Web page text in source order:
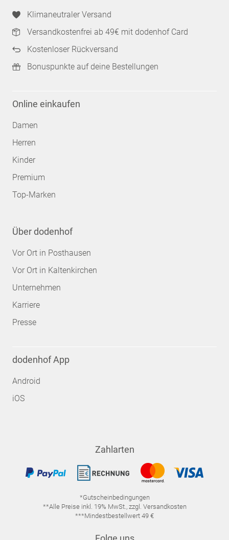
Klimaneutraler Versand
Versandkostenfrei ab 49€ mit dodenhof Card
Kostenloser Rückversand
Bonuspunkte auf deine Bestellungen
Online einkaufen
Damen
Herren
Kinder
Premium
Top-Marken
Über dodenhof
Vor Ort in Posthausen
Vor Ort in Kaltenkirchen
Unternehmen
Karriere
Presse
dodenhof App
Android
iOS
Zahlarten
*Gutscheinbedingungen
**Alle Preise inkl. 19% MwSt., zzgl. Versandkosten
***Mindestbestellwert 49 €